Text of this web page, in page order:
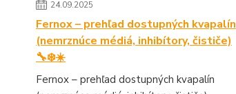
24.09.2025
Fernox – prehľad dostupných kvapalín
(nemrznúce médiá, inhibítory, čističe)
🔧❄️☀️
Fernox – prehľad dostupných kvapalín